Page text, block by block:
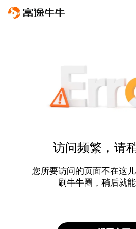
访问频繁，请
您所要访问的页面不在这
刷牛牛圈，稍后就